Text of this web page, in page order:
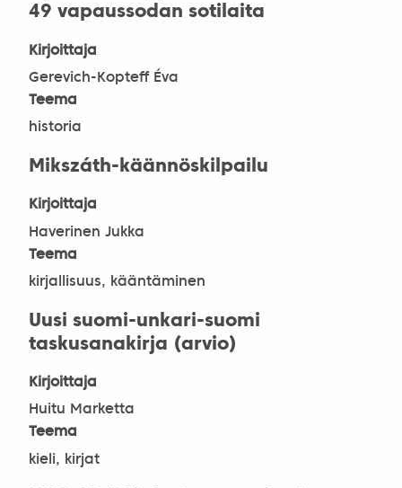
49 vapaussodan sotilaita
Kirjoittaja
Gerevich-Kopteff Éva
Teema
historia
Mikszáth-käännöskilpailu
Kirjoittaja
Haverinen Jukka
Teema
kirjallisuus, kääntäminen
Uusi suomi-unkari-suomi
taskusanakirja (arvio)
Kirjoittaja
Huitu Marketta
Teema
kieli, kirjat